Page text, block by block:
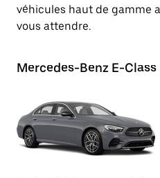
véhicules haut de gamme
vous attendre.
Mercedes-Benz E-Class